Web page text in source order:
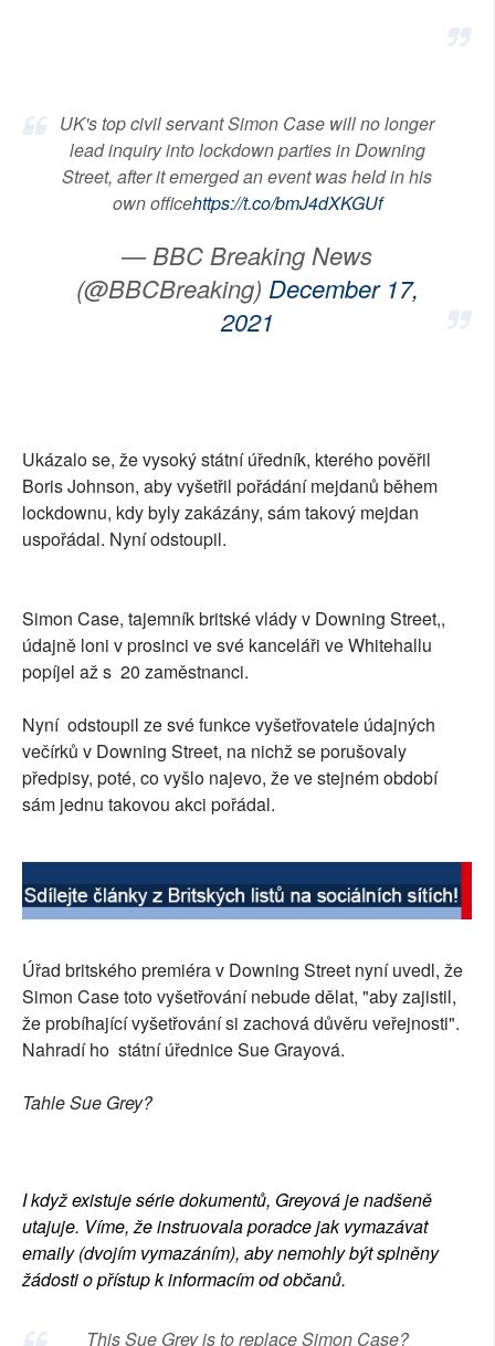
UK's top civil servant Simon Case will no longer
lead inquiry into lockdown parties in Downing
Street, after it emerged an event was held in his
own officehttps://t.co/bmJ4dXKGUf
— BBC Breaking News
(@BBCBreaking) December 17,
2021
Ukázalo se, že vysoký státní úředník, kterého pověřil
Boris Johnson, aby vyšetřil pořádání mejdanů během
lockdownu, kdy byly zakázány, sám takový mejdan
uspořádal. Nyní odstoupil.
Simon Case, tajemník britské vlády v Downing Street,,
údajně loni v prosinci ve své kanceláři ve Whitehallu
popíjel až s 20 zaměstnanci.
Nyní odstoupil ze své funkce vyšetřovatele údajných
večírků v Downing Street, na nichž se porušovaly
předpisy, poté, co vyšlo najevo, že ve stejném období
sám jednu takovou akci pořádal.
Úřad britského premiéra v Downing Street nyní uvedl, že
Simon Case toto vyšetřování nebude dělat, "aby zajistil,
že probíhající vyšetřování si zachová důvěru veřejnosti".
Nahradí ho státní úřednice Sue Grayová.
Tahle Sue Grey?
I když existuje série dokumentů, Greyová je nadšeně
utajuje. Víme, že instruovala poradce jak vymazávat
emaily (dvojím vymazáním), aby nemohly být splněny
žádosti o přístup k informacím od občanů.
This Sue Grey is to replace Simon Case?